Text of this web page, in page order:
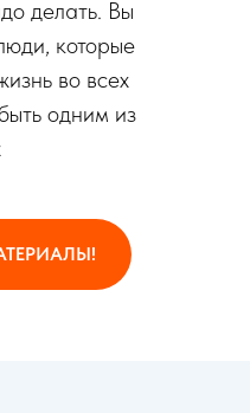
делать. Вы
которые
во всех
одним из